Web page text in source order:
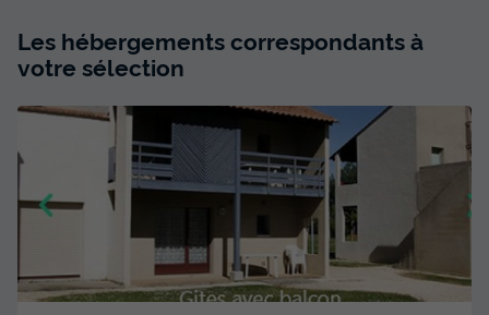
Les hébergements correspondants à
votre sélection